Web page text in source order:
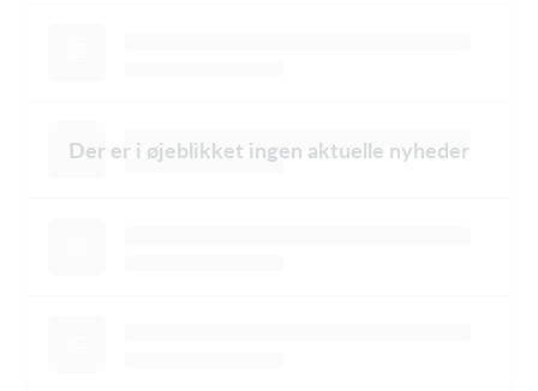
Der er i øjeblikket ingen aktuelle nyheder